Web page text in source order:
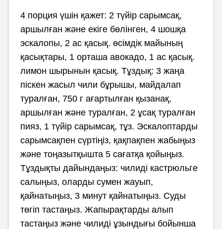
4 порция үшін қажет: 2 түйір сарымсақ,
аршылған және екіге бөлінген, 4 шошқа
эскалопы, 2 ас қасық. өсімдік майының
қасықтары, 1 орташа авокадо, 1 ас қасық.
лимон шырынын қасық. Тұздық: 3 жаңа
піскен жасыл чили бұрышы, майдалап
туралған, 750 г ағартылған қызанақ,
аршылған және туралған, 2 ұсақ туралған
пияз, 1 түйір сарымсақ, тұз. Эскалоптарды
сарымсақпен сүртіңіз, қақпақпен жабыңыз
және тоңазытқышта 5 сағатқа қойыңыз.
Тұздықты дайындаңыз: чилиді кастрюльге
салыңыз, оларды сумен жауып,
қайнатыңыз, 3 минут қайнатыңыз. Суды
төгіп тастаңыз. Жапырақтарды алып
тастаңыз және чилиді ұзындығы бойынша